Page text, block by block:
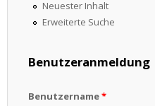
Neuester Inhalt
Erweiterte Suche
Benutzeranmeldung
Benutzername*